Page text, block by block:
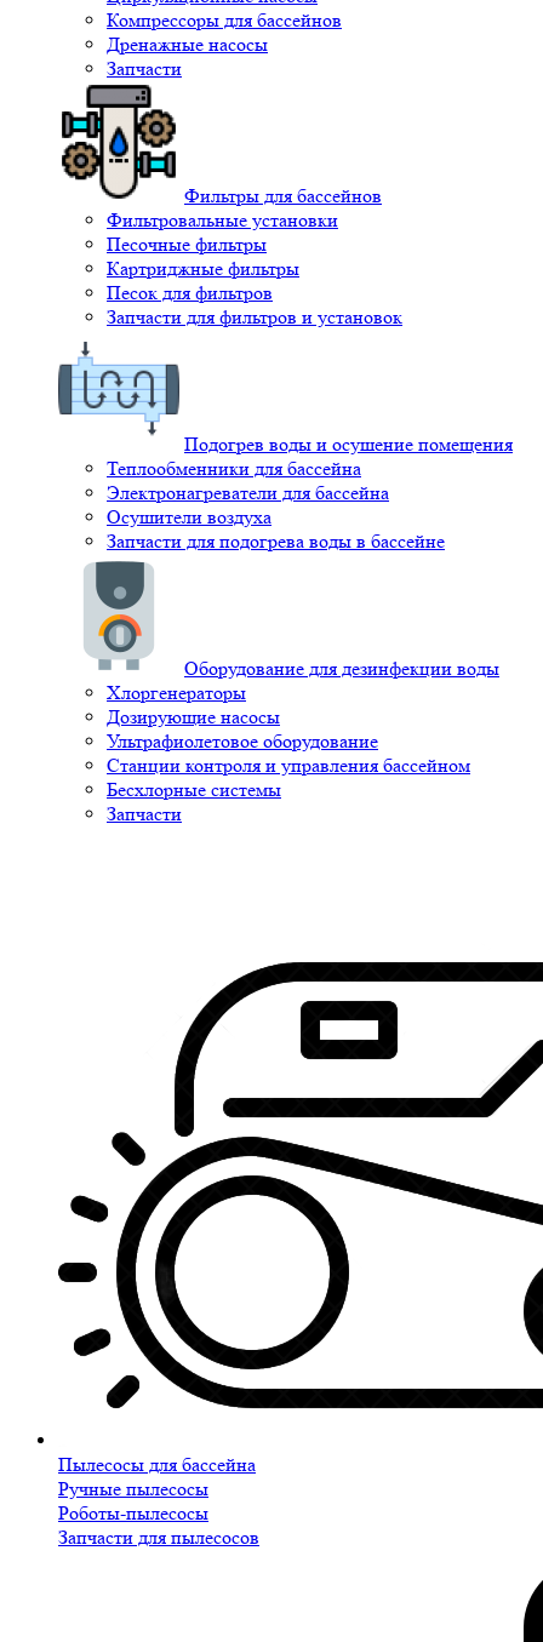
Компрессоры для бассейнов
Дренажные насосы
Запчасти
Фильтры для бассейнов
Фильтровальные установки
Песочные фильтры
Картриджные фильтры
Песок для фильтров
Запчасти для фильтров и установок
Подогрев воды и осушение помещения
Теплообменники для бассейна
Электронагреватели для бассейна
Осушители воздуха
Запчасти для подогрева воды в бассейне
Оборудование для дезинфекции воды
Хлоргенераторы
Дозирующие насосы
Ультрафиолетовое оборудование
Станции контроля и управления бассейном
Бесхлорные системы
Запчасти
Пылесосы для бассейна
Ручные пылесосы
Роботы-пылесосы
Запчасти для пылесосов